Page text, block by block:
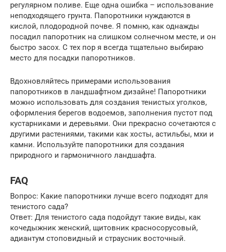
регулярном поливе. Еще одна ошибка – использование
неподходящего грунта. Папоротники нуждаются в
кислой, плодородной почве. Я помню, как однажды
посадил папоротник на слишком солнечном месте, и он
быстро засох. С тех пор я всегда тщательно выбираю
место для посадки папоротников.
Вдохновляйтесь примерами использования
папоротников в ландшафтном дизайне! Папоротники
можно использовать для создания тенистых уголков,
оформления берегов водоемов, заполнения пустот под
кустарниками и деревьями. Они прекрасно сочетаются с
другими растениями, такими как хосты, астильбы, мхи и
камни. Используйте папоротники для создания
природного и гармоничного ландшафта.
FAQ
Вопрос: Какие папоротники лучше всего подходят для
тенистого сада?
Ответ: Для тенистого сада подойдут такие виды, как
кочедыжник женский, щитовник красносорусовый,
адиантум стоповидный и страусник восточный.